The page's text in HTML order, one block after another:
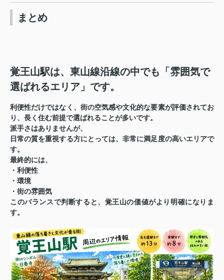
まとめ
覚王山駅は、東山線沿線の中でも「雰囲気で
選ばれるエリア」です。
利便性だけではなく、街の空気感や文化的な要素が評価されてお
り、長く住む前提で選ばれることが多いです。
派手さはありませんが、
日常の質を重視する方にとっては、非常に満足度の高いエリアで
す。
最終的には、
・利便性
・環境
・街の雰囲気
このバランスで判断すると、覚王山の価値がより明確になりま
す。